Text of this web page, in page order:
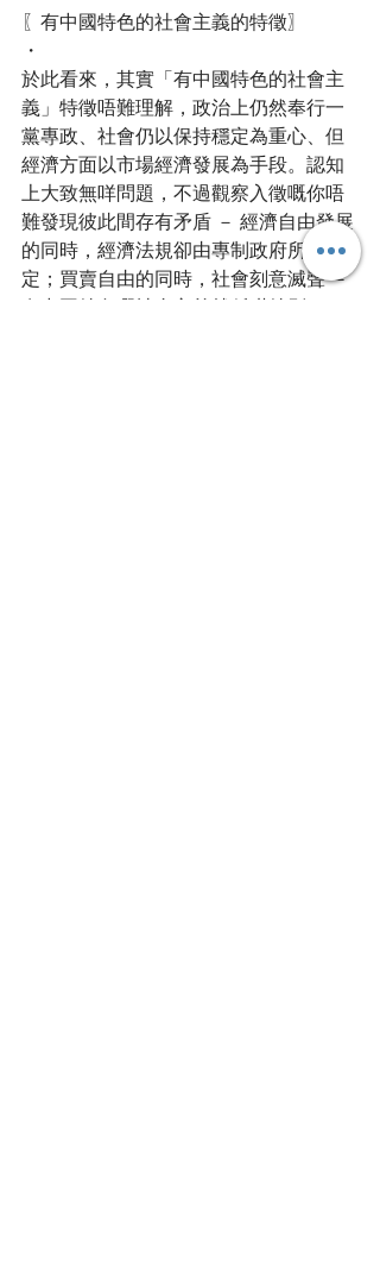
〖有中國特色的社會主義的特徵〗
・
於此看來，其實「有中國特色的社會主
義」特徵唔難理解，政治上仍然奉行一
黨專政、社會仍以保持穩定為重心、但
經濟方面以市場經濟發展為手段。認知
上大致無咩問題，不過觀察入徵嘅你唔
難發現彼此間存有矛盾 － 經濟自由發展
的同時，經濟法規卻由專制政府所制
定；買賣自由的同時，社會刻意滅聲 －
有中國特色嘅社會主義就係咁特別。